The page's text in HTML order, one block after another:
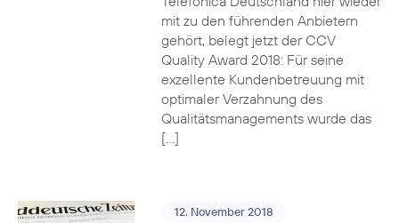
mit zu den führenden Anbietern
gehört, belegt jetzt der CCV
Quality Award 2018: Für seine
exzellente Kundenbetreuung mit
optimaler Verzahnung des
Qualitätsmanagements wurde das
[…]
12. November 2018